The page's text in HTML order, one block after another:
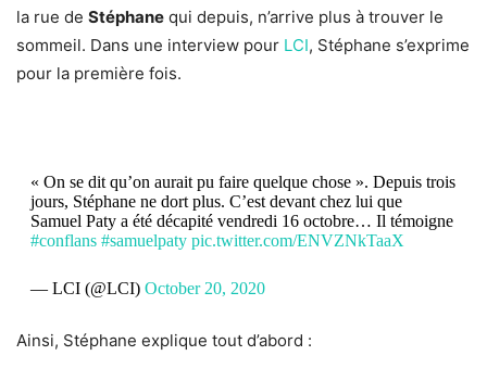
la rue de Stéphane qui depuis, n’arrive plus à trouver le
sommeil. Dans une interview pour LCI, Stéphane s’exprime
pour la première fois.
« On se dit qu’on aurait pu faire quelque chose ». Depuis trois
jours, Stéphane ne dort plus. C’est devant chez lui que
Samuel Paty a été décapité vendredi 16 octobre… Il témoigne
#conflans #samuelpaty pic.twitter.com/ENVZNkTaaX
— LCI (@LCI) October 20, 2020
Ainsi, Stéphane explique tout d’abord :